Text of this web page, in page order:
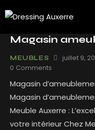
Magasin
MEUBLES juillet 9,
0 Comments
Magasin
Magasin
Meuble Auxerre :
votre intérieur Chez